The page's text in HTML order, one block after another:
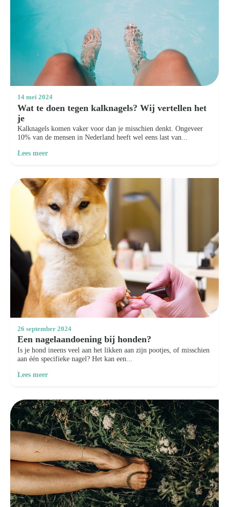
14 mei 2024
Wat te doen tegen kalknagels? Wij vertellen het
je
Kalknagels komen vaker voor dan je misschien denkt. Ongeveer
10% van de mensen in Nederland heeft wel eens last van...
Lees meer
26 september 2024
Een nagelaandoening bij honden?
Is je hond ineens veel aan het likken aan zijn pootjes, of misschien
aan één specifieke nagel? Het kan een...
Lees meer